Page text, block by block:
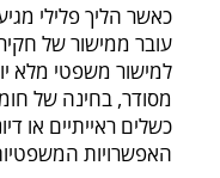
כאשר הליך פלילי
עובר ממישור של
למישור משפטי מלא
מסודר, בחינה של
כשלים ראייתיים או
האפשרויות